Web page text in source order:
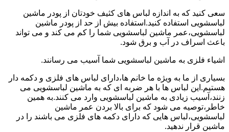
سعی کنید که به اندازه لباس های کثیف خودتان از پودر ماشین
لباسشویی استفاده کنید.استفاده بیش از حد از پودر ماشین
لباسشویی،عمر ماشین لباسشویی شما را کم می کند و می تواند
باعث اسراف در آب و برق شود.
اشیاء فلزی به ماشین لباسشویی شما آسیب می رسانند.
بسیاری از ما به ویژه ما خانم ها،دارای لباس های فلزی و دکمه دار
هستیم.این لباس ها با هر ضربه ای که به ماشین لباسشویی می
زنند،آسیب زیادی به ماشین لباسشویی وارد می کنند.به همین
خاطر،توصیه می شود که برای بالا بردن عمر ماشین
لباسشویی،لباس هایی که دارای دکمه های فلزی می باشند را در
ماشین قرار ندهید.